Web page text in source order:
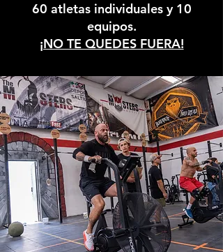
60 atletas individuales y 10
equipos.
¡NO TE QUEDES FUERA!